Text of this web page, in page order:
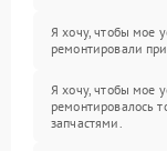
Я хочу, чтобы мое
ремонтировали
Я хочу, чтобы мое
ремонтировалось
запчастями.